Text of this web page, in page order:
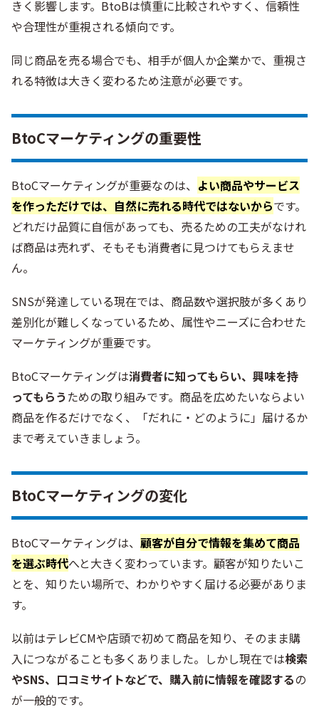
きく影響します。BtoBは慎重に比較されやすく、信頼性
や合理性が重視される傾向です。
同じ商品を売る場合でも、相手が個人か企業かで、重視さ
れる特徴は大きく変わるため注意が必要です。
BtoCマーケティングの重要性
BtoCマーケティングが重要なのは、 よい商品やサービス
を作っただけでは、自然に売れる時代ではないからです。
どれだけ品質に自信があっても、売るための工夫がなけれ
ば商品は売れず、そもそも消費者に見つけてもらえませ
ん。
SNSが発達している現在では、商品数や選択肢が多くあり
差別化が難しくなっているため、属性やニーズに合わせた
マーケティングが重要です。
BtoCマーケティングは消費者に知ってもらい、興味を持
ってもらう ための取り組みです。商品を広めたいならよい
商品を作るだけでなく、「だれに・どのように」届けるか
まで考えていきましょう。
BtoCマーケティングの変化
BtoCマーケティングは、 顧客が自分で情報を集めて商品
を選ぶ時代へと大きく変わっています。顧客が知りたいこ
とを、知りたい場所で、わかりやすく届ける必要がありま
す。
以前はテレビCMや店頭で初めて商品を知り、そのまま購
入につながることも多くありました。しかし現在では検索
やSNS、口コミサイトなどで、購入前に情報を確認するの
が一般的です。